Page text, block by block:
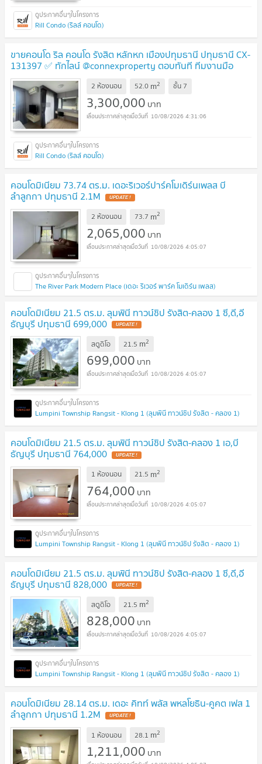
Rill Condo (ริลล์ คอนโด)
ขายคอนโด ริล คอนโด รังสิต หลักหก เมืองปทุมธานี ปทุมธานี CX-
131397 ✅ ทักไลน์ @connexproperty ตอบทันที ทีมงานมือ
อาชีพ ✅ UPDATE !
2 ห้องนอน 52.0 m2 ชั้น 7
3,300,000 บาท
10/08/2026 4:31:06
Rill Condo (ริลล์ คอนโด)
คอนโดมิเนียม 73.74 ตร.ม. เดอะริเวอร์ปาร์คโมเดิร์นเพลส บี
ลำลูกกา ปทุมธานี 2.1M UPDATE !
2 ห้องนอน 73.7 m2
2,065,000 บาท
10/08/2026 4:05:07
The River Park Modern Place (เดอะ ริเวอร์ พาร์ค โมเดิร์น เพลส)
คอนโดมิเนียม 21.5 ตร.ม. ลุมพินี ทาวน์ชิป รังสิต-คลอง 1 ซี,ดี,อี
ธัญบุรี ปทุมธานี 699,000 UPDATE !
สตูดิโอ 21.5 m2
699,000 บาท
10/08/2026 4:05:07
Lumpini Township Rangsit - Klong 1 (ลุมพินี ทาวน์ชิป รังสิต - คลอง 1)
คอนโดมิเนียม 21.5 ตร.ม. ลุมพินี ทาวน์ชิป รังสิต-คลอง 1 เอ,บี
ธัญบุรี ปทุมธานี 764,000 UPDATE !
1 ห้องนอน 21.5 m2
764,000 บาท
10/08/2026 4:05:07
Lumpini Township Rangsit - Klong 1 (ลุมพินี ทาวน์ชิป รังสิต - คลอง 1)
คอนโดมิเนียม 21.5 ตร.ม. ลุมพินี ทาวน์ชิป รังสิต-คลอง 1 ซี,ดี,อี
ธัญบุรี ปทุมธานี 828,000 UPDATE !
สตูดิโอ 21.5 m2
828,000 บาท
10/08/2026 4:05:07
Lumpini Township Rangsit - Klong 1 (ลุมพินี ทาวน์ชิป รังสิต - คลอง 1)
คอนโดมิเนียม 28.14 ตร.ม. เดอะ คิทท์ พลัส พหลโยธิน-คูคต เฟส 1
ลำลูกกา ปทุมธานี 1.2M UPDATE !
1 ห้องนอน 28.1 m2
1,211,000 บาท